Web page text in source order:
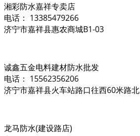
湘彩防水嘉祥专卖店
电话： 13385479266
济宁市嘉祥县惠农商城B1-03
诚鑫五金电料建材防水批发
电话： 15562356206
济宁市嘉祥县火车站路口往西60米路北
龙马防水(建设路店)